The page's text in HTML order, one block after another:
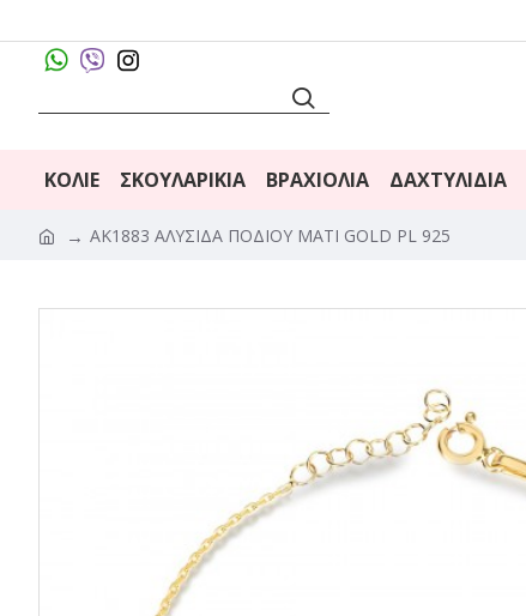
ΚΟΛΙΈ ΣΚΟΥΛΑΡΊΚΙΑ ΒΡΑΧΙΌΛΙΑ ΔΑΧΤΥΛΊΔΙΑ
AK1883 ΑΛΥΣΙΔΑ ΠΟΔΙΟΥ ΜΑΤΙ GOLD PL 925